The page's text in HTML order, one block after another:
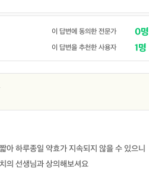
이 답변에 동의한 전문가 0명
이 답변을 추천한 사용자 1명
아 하루종일 약효가 지속되지 않을 수 있으니
의 선생님과 상의해보셔요